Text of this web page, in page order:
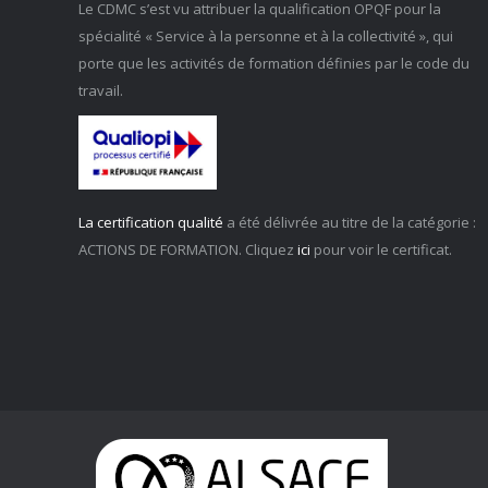
Le CDMC s’est vu attribuer la qualification OPQF pour la
spécialité « Service à la personne et à la collectivité », qui
porte que les activités de formation définies par le code du
travail.
La certification qualité a été délivrée au titre de la catégorie :
ACTIONS DE FORMATION. Cliquez ici pour voir le certificat.